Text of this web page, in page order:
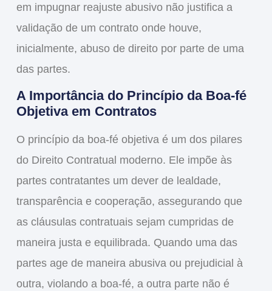
em impugnar reajuste abusivo não justifica a
validação de um contrato onde houve,
inicialmente, abuso de direito por parte de uma
das partes.
A Importância do Princípio da Boa-fé
Objetiva em Contratos
O princípio da boa-fé objetiva é um dos pilares
do Direito Contratual moderno. Ele impõe às
partes contratantes um dever de lealdade,
transparência e cooperação, assegurando que
as cláusulas contratuais sejam cumpridas de
maneira justa e equilibrada. Quando uma das
partes age de maneira abusiva ou prejudicial à
outra, violando a boa-fé, a outra parte não é